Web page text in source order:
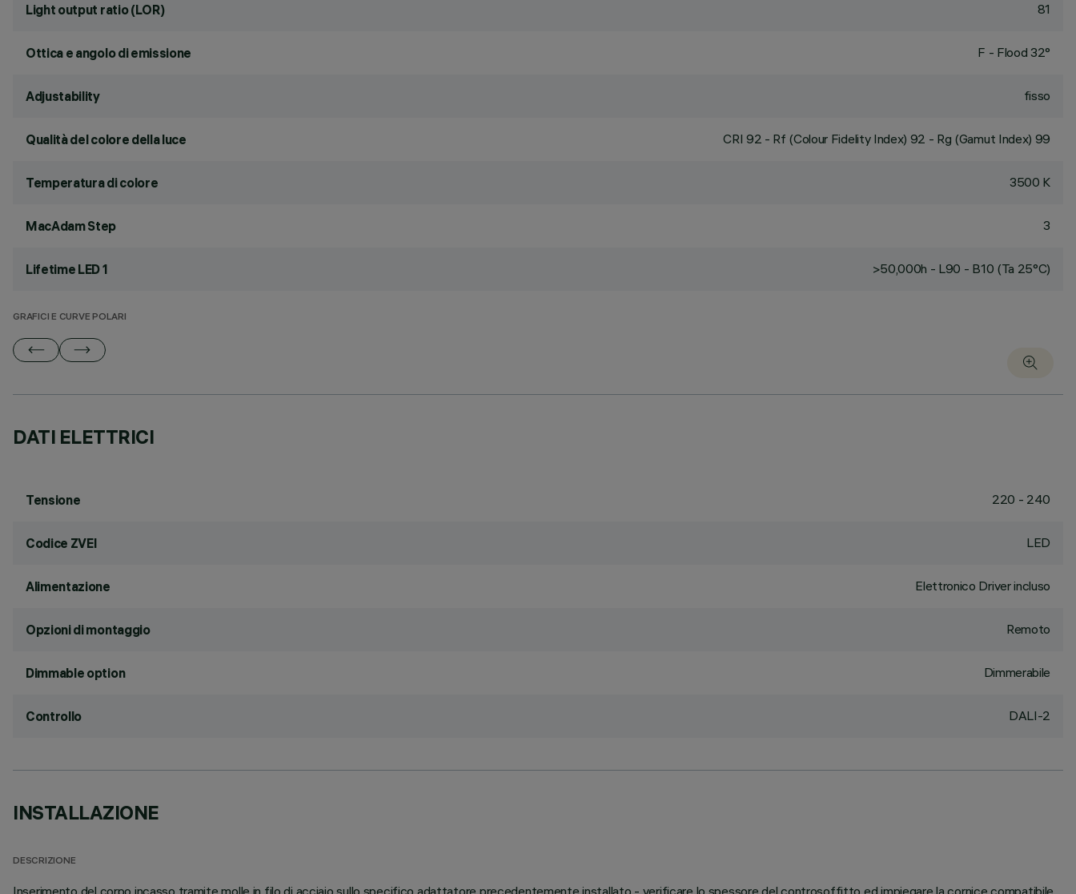
Light output ratio (LOR) 81
Ottica e angolo di emissione F - Flood 32°
Adjustability fisso
Qualità del colore della luce CRI 92 - Rf (Colour Fidelity Index) 92 - Rg (Gamut Index) 99
Temperatura di colore 3500 K
MacAdam Step 3
Lifetime LED 1 >50,000h - L90 - B10 (Ta 25°C)
GRAFICI E CURVE POLARI
DATI ELETTRICI
Tensione 220 - 240
Codice ZVEI LED
Alimentazione Elettronico Driver incluso
Opzioni di montaggio Remoto
Dimmable option Dimmerabile
Controllo DALI-2
INSTALLAZIONE
DESCRIZIONE
Inserimento del corpo incasso tramite molle in filo di acciaio sullo specifico adattatore precedentemente installato - verificare lo spessore del controsoffitto ed impiegare la cornice compatibile